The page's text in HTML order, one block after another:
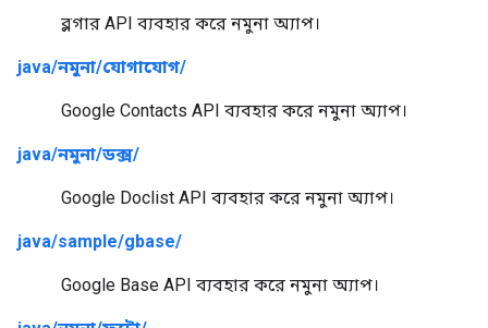
ব্লগার API ব্যবহার করে নমুনা অ্যাপ।
java/নমুনা/যোগাযোগ/
Google Contacts API ব্যবহার করে নমুনা অ্যাপ।
java/নমুনা/ডক্স/
Google Doclist API ব্যবহার করে নমুনা অ্যাপ।
java/sample/gbase/
Google Base API ব্যবহার করে নমুনা অ্যাপ।